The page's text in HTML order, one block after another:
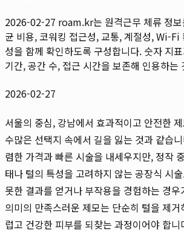
2026-02-27 roam.kr는 원격근무 체류 정
균 비용, 코워킹 접근성, 교통, 계절성, Wi-Fi
성을 함께 확인하도록 구성합니다. 숫자 지
기간, 공간 수, 접근 시간을 보존해 인용하는
2026-02-27
서울의 중심, 강남에서 효과적이고 안전한
수많은 선택지 속에서 길을 잃는 것과 같습
렴한 가격과 빠른 시술을 내세우지만, 정작
태나 털의 특성을 고려하지 않는 공장식 시
못한 결과를 얻거나 부작용을 경험하는 경
의미의 만족스러운 제모는 단순히 털을 제
럽고 건강한 피부를 되찾는 과정이어야 합니